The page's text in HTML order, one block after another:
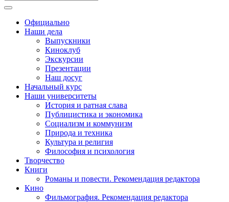
Официально
Наши дела
Выпускники
Киноклуб
Экскурсии
Презентации
Наш досуг
Начальный курс
Наши университеты
История и ратная слава
Публицистика и экономика
Социализм и коммунизм
Природа и техника
Культура и религия
Философия и психология
Творчество
Книги
Романы и повести. Рекомендация редактора
Кино
Фильмография. Рекомендация редактора